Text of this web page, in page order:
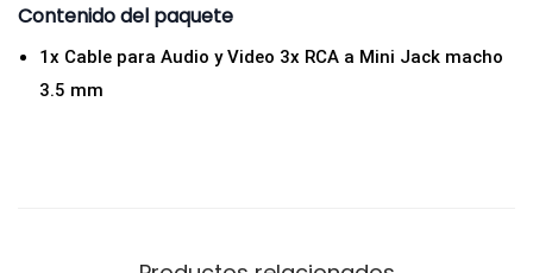
Contenido del paquete
1x Cable para Audio y Video 3x RCA a Mini Jack macho
3.5 mm